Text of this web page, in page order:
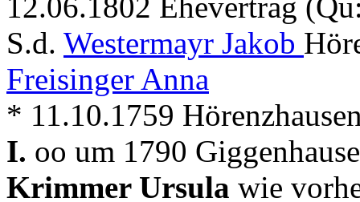
12.06.1802 Ehevertrag
S.d. Westermayr Jakob
Freisinger Anna
* 11.10.1759
I. oo um 1790
Krimmer Ursula wie